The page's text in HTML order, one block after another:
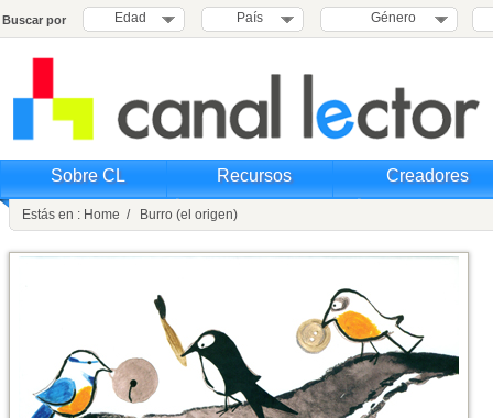
Buscar por Edad País Género
Sobre CL Recursos Creadores
Estás en : Home / Burro (el origen)